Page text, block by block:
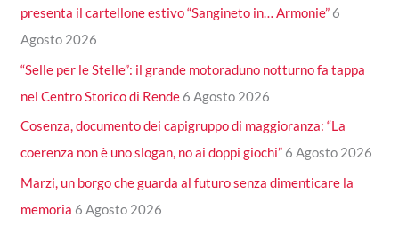
presenta il cartellone estivo “Sangineto in… Armonie” 6
Agosto 2026
“Selle per le Stelle”: il grande motoraduno notturno fa tappa
nel Centro Storico di Rende 6 Agosto 2026
Cosenza, documento dei capigruppo di maggioranza: “La
coerenza non è uno slogan, no ai doppi giochi” 6 Agosto 2026
Marzi, un borgo che guarda al futuro senza dimenticare la
memoria 6 Agosto 2026